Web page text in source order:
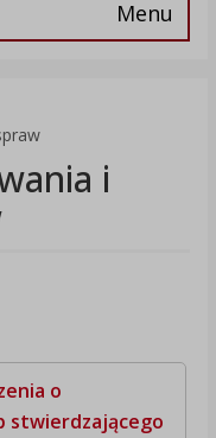
Menu
i
o
stwierdzającego